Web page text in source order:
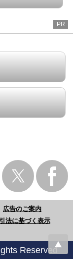
PR
広告のご案内
法に基づく表示
Reserved